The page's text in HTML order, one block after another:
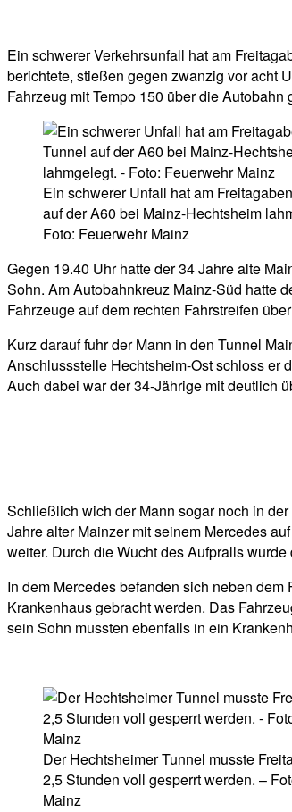
Ein schwerer Verkehrsunfall hat am
berichtete, stießen gegen zwanzig vor acht
Fahrzeug mit Tempo 150 über die
Ein schwerer Unfall hat am
auf der A60 bei Mainz-Hechtsheim
Foto: Feuerwehr Mainz
Gegen 19.40 Uhr hatte der 34 Jahre alte
Sohn. Am Autobahnkreuz Mainz-Süd hatte
Fahrzeuge auf dem rechten Fahrstreifen
Kurz darauf fuhr der Mann in den Tunnel
Anschlussstelle Hechtsheim-Ost schloss er
Auch dabei war der 34-Jährige mit deutlich
Schließlich wich der Mann sogar noch in
Jahre alter Mainzer mit seinem Mercedes
weiter. Durch die Wucht des Aufpralls
In dem Mercedes befanden sich neben
Krankenhaus gebracht werden. Das
sein Sohn mussten ebenfalls in ein
Der Hechtsheimer Tunnel musste
2,5 Stunden voll gesperrt werden. –
Mainz